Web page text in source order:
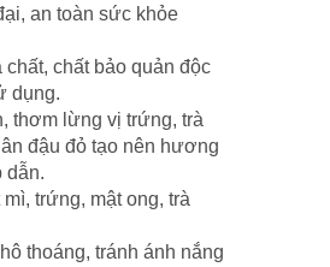
an toàn sức khỏe
chất bảo quản độc
dụng.
thơm lừng vị trứng, trà
đậu đỏ tạo nên hương
dẫn.
trứng, mật ong, trà
thoáng, tránh ánh nắng